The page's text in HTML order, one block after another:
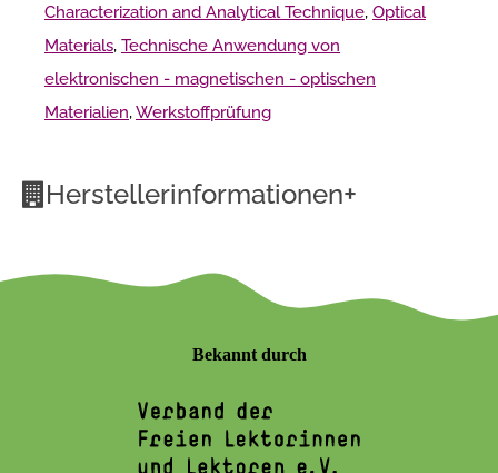
Characterization and Analytical Technique, Optical
Materials, Technische Anwendung von
elektronischen - magnetischen - optischen
Materialien,Werkstoffprüfung
Herstellerinformationen+
Bekannt durch